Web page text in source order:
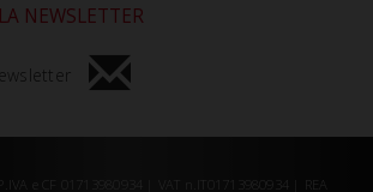
NEWSLETTER
e CF 01713980934 | VAT n.IT01713980934 | REA